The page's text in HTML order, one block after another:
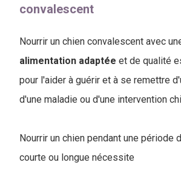
convalescent
Nourrir un chien convalescent avec
alimentation adaptée et de qualité
pour l'aider à guérir et à se remettre
d'une maladie ou d'une intervention
Nourrir un chien pendant une période
courte ou longue nécessite